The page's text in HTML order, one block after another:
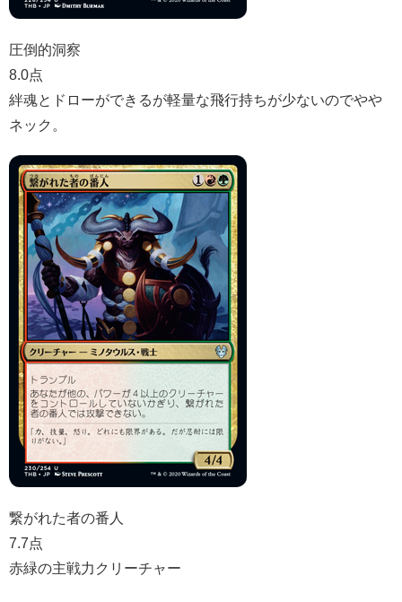
圧倒的洞察
8.0点
絆魂とドローができるが軽量な飛行持ちが少ないのでやや
ネック。
繋がれた者の番人
7.7点
赤緑の主戦力クリーチャー